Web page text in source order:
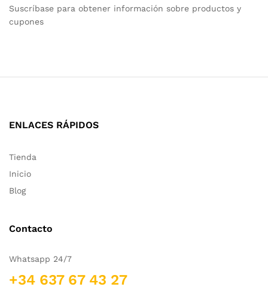
Suscríbase para obtener información sobre productos y
cupones
ENLACES RÁPIDOS
Tienda
Inicio
Blog
Contacto
Whatsapp 24/7
+34 637 67 43 27